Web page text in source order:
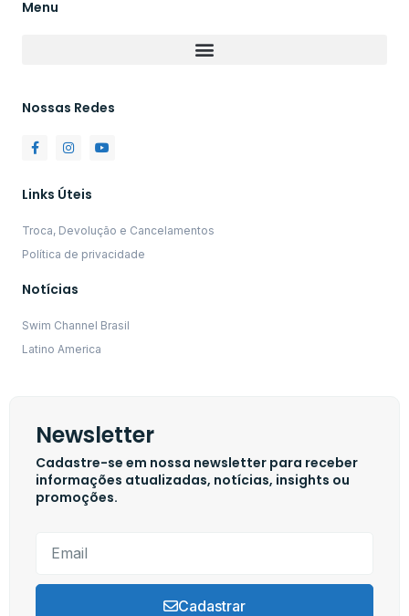
Menu
Nossas Redes
Links Úteis
Troca, Devolução e Cancelamentos
Política de privacidade
Notícias
Swim Channel Brasil
Latino America
Newsletter
Cadastre-se em nossa newsletter para receber
informações atualizadas, notícias, insights ou
promoções.
Cadastrar